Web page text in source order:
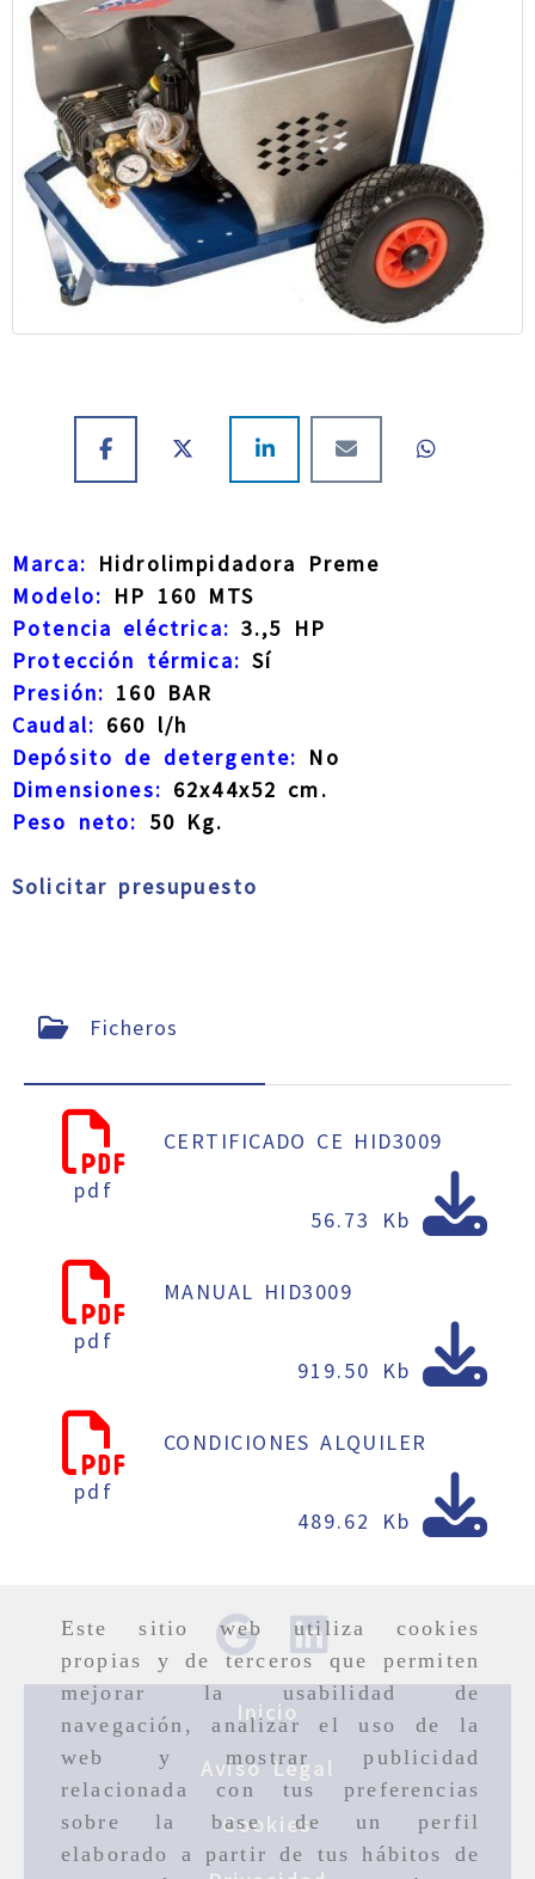
Este sitio web utiliza cookies
propias y de terceros que permiten
mejorar la usabilidad de
navegación, analizar el uso de la
web y mostrar publicidad
relacionada con tus preferencias
sobre la base de un perfil
elaborado a partir de tus hábitos de
Marca: Hidrolimpidadora Preme
Modelo: HP 160 MTS
Potencia eléctrica: 3.,5 HP
Protección térmica: Sí
Presión: 160 BAR
Caudal: 660 l/h
Depósito de detergente: No
Dimensiones: 62x44x52 cm.
Peso neto: 50 Kg.
Solicitar presupuesto
Ficheros
pdf
CERTIFICADO CE HID3009
56.73 Kb
pdf
MANUAL HID3009
919.50 Kb
pdf
CONDICIONES ALQUILER
489.62 Kb
Inicio
Aviso Legal
Cookies